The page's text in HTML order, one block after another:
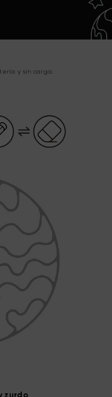
y sin carga.